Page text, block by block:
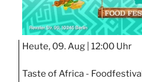
Heute, 09. Aug | 12:00 Uhr
Taste of Africa - Foodfestival